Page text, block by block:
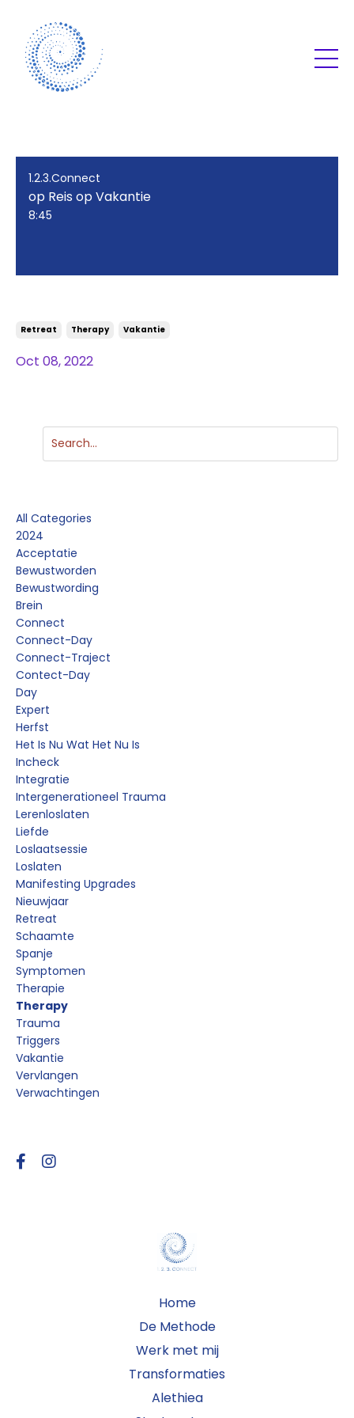
1.2.3.Connect
op Reis op Vakantie
8:45
Retreat Therapy Vakantie
Oct 08, 2022
All Categories
2024
Acceptatie
Bewustworden
Bewustwording
Brein
Connect
Connect-Day
Connect-Traject
Contect-Day
Day
Expert
Herfst
Het Is Nu Wat Het Nu Is
Incheck
Integratie
Intergenerationeel Trauma
Lerenloslaten
Liefde
Loslaatsessie
Loslaten
Manifesting Upgrades
Nieuwjaar
Retreat
Schaamte
Spanje
Symptomen
Therapie
Therapy
Trauma
Triggers
Vakantie
Vervlangen
Verwachtingen
Home
De Methode
Werk met mij
Transformaties
Alethiea